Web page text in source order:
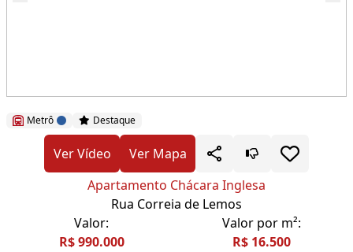
Metrô Destaque
Ver Vídeo
Ver Mapa
Apartamento Chácara Inglesa
Rua Correia de Lemos
Valor:
R$ 990.000
Valor por m²:
R$ 16.500